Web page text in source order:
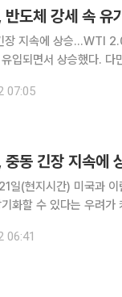
반도체 강세 속
…WTI 2.02%↑ 뉴욕증시가 21일(현지시간) 반도
입되면서 상승했다.
에 장을 마쳤다.
07:05
중동 긴장 지속
일(현지시간) 미국과
할 수 있다는 우려가 커지면서
. 런던ICE선물거래소
06:41